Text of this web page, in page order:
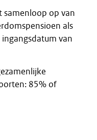
samenloop op van
als
van
85% of